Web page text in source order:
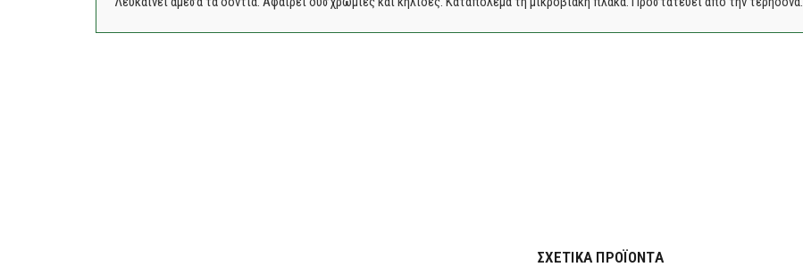
ΣΧΕΤΙΚΆ ΠΡΟΪΌΝΤΑ